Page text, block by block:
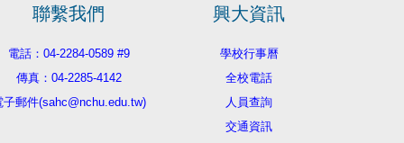
聯繫我們
電話：04-2284-0589 #9
傳真：04-2285-4142
子郵件(sahc@nchu.edu.tw)
興大資訊
學校行事曆
全校電話
人員查詢
交通資訊